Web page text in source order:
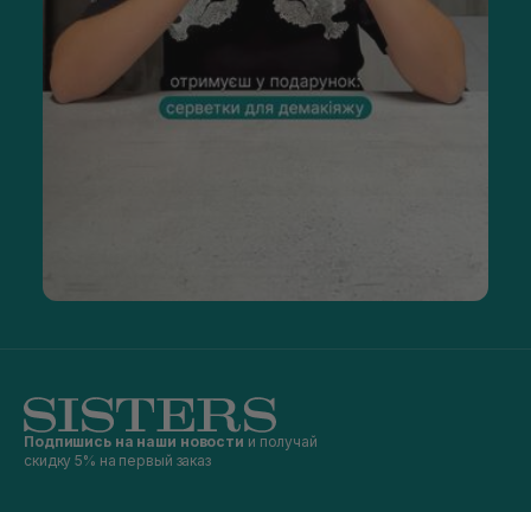
Подпишись на наши новости и получай
скидку 5% на первый заказ